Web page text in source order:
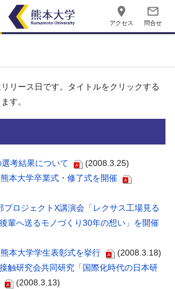
place
アクセス
mail_outline
問合せ
ース日です。タイトルをクリックする
す。
考結果について
(2008.3.25)
本大学卒業式・修了式を開催
プロジェクトX講演会「レクサス工場見る
輩へ送るモノづくり30年の想い」を開催
本大学学生表彰式を挙行
(2008.3.18)
触研究会共同研究「国際化時代の日本研
(2008.3.13)